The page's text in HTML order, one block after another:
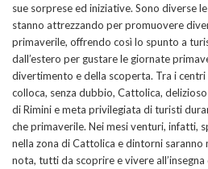
sue sorprese ed iniziative. Sono diverse
stanno attrezzando per promuovere
primaverile, offrendo così lo spunto a
dall’estero per gustare le giornate
divertimento e della scoperta. Tra i
colloca, senza dubbio, Cattolica,
di Rimini e meta privilegiata di turisti
che primaverile. Nei mesi venturi, infatti,
nella zona di Cattolica e dintorni
nota, tutti da scoprire e vivere